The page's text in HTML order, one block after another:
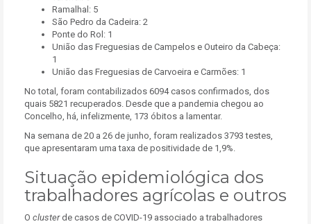
Ramalhal: 5
São Pedro da Cadeira: 2
Ponte do Rol: 1
União das Freguesias de Campelos e Outeiro da Cabeça:
1
União das Freguesias de Carvoeira e Carmões: 1
No total, foram contabilizados 6094 casos confirmados, dos
quais 5821 recuperados. Desde que a pandemia chegou ao
Concelho, há, infelizmente, 173 óbitos a lamentar.
Na semana de 20 a 26 de junho, foram realizados 3793 testes,
que apresentaram uma taxa de positividade de 1,9%.
Situação epidemiológica dos
trabalhadores agrícolas e outros
O clusterde casos de COVID-19 associado a trabalhadores